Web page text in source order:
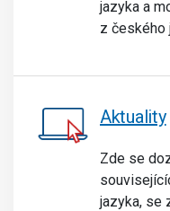
jazyka a
z českého
Aktuality
Zde se
jazyka, se